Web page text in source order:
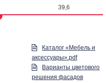
39,6
Каталог «Мебель и
аксессуары».pdf
Варианты цветового
решения фасадов